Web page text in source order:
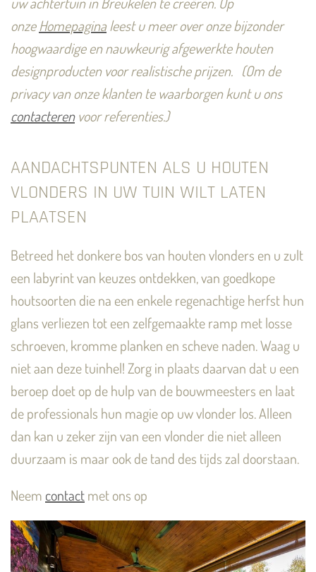
onzeHomepaginaleest u meer over onze bijzonder
hoogwaardige en nauwkeurig afgewerkte houten
designproducten voor realistische prijzen. (Om de
privacy van onze klanten te waarborgen kunt u ons
contacterenvoor referenties.)
AANDACHTSPUNTEN ALS U HOUTEN
VLONDERS IN UW TUIN WILT LATEN
PLAATSEN
Betreed het donkere bos van houten vlonders en u zult
een labyrint van keuzes ontdekken, van goedkope
houtsoorten die na een enkele regenachtige herfst hun
glans verliezen tot een zelfgemaakte ramp met losse
schroeven, kromme planken en scheve naden. Waag u
niet aan deze tuinhel! Zorg in plaats daarvan dat u een
beroep doet op de hulp van de bouwmeesters en laat
de professionals hun magie op uw vlonder los. Alleen
dan kan u zeker zijn van een vlonder die niet alleen
duurzaam is maar ook de tand des tijds zal doorstaan.
Neem contactmet ons op